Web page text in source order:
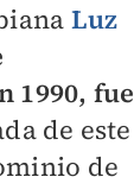
Luz
1990, fue
de este
de